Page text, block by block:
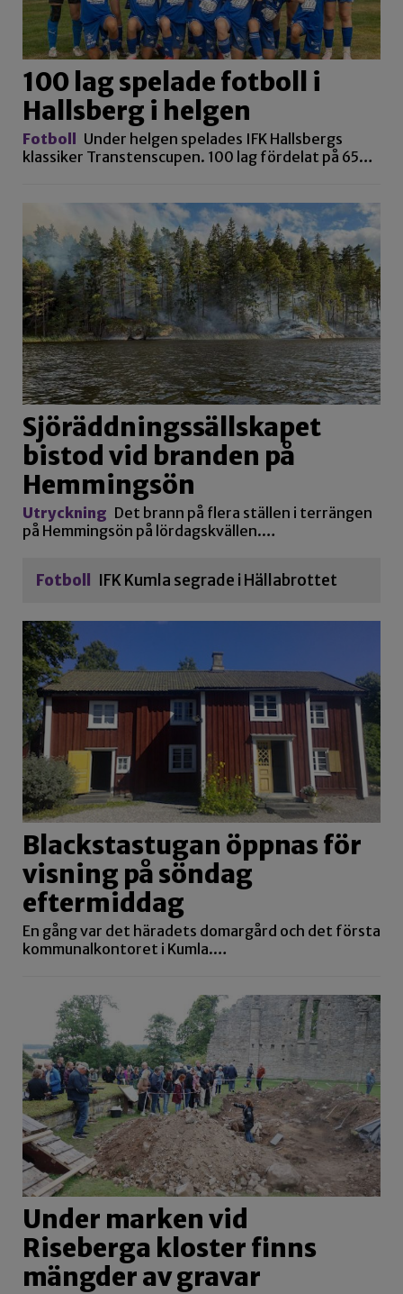
100 lag spelade fotboll i
Hallsberg i helgen
Fotboll Under helgen spelades IFK Hallsbergs
klassiker Transtenscupen. 100 lag fördelat på 65…
Sjöräddningssällskapet
bistod vid branden på
Hemmingsön
Utryckning Det brann på flera ställen i terrängen
på Hemmingsön på lördagskvällen.…
Fotboll IFK Kumla segrade i Hällabrottet
Blackstastugan öppnas för
visning på söndag
eftermiddag
En gång var det häradets domargård och det första
kommunalkontoret i Kumla.…
Under marken vid
Riseberga kloster finns
mängder av gravar